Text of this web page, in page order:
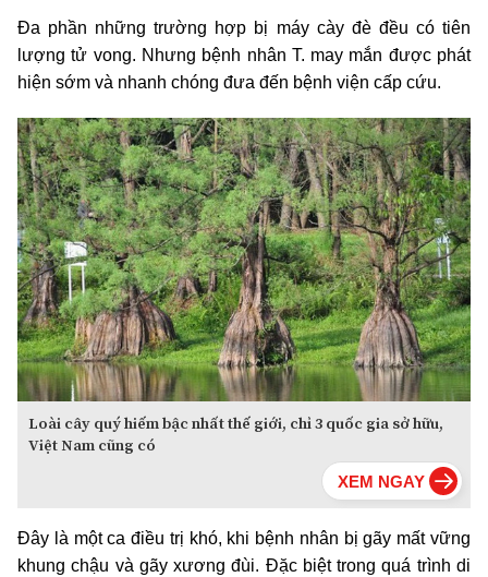
Đa phần những trường hợp bị máy cày đè đều có tiên
lượng tử vong. Nhưng bệnh nhân T. may mắn được phát
hiện sớm và nhanh chóng đưa đến bệnh viện cấp cứu.
Loài cây quý hiếm bậc nhất thế giới, chỉ 3 quốc gia sở hữu,
Việt Nam cũng có
Đây là một ca điều trị khó, khi bệnh nhân bị gãy mất vững
khung chậu và gãy xương đùi. Đặc biệt trong quá trình di